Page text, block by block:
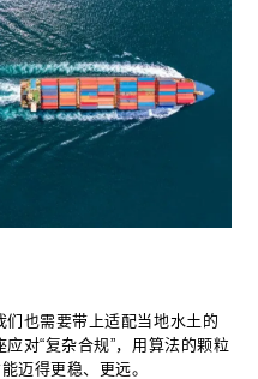
也需要带上适配当地水土的
对“复杂合规”，用算法的颗粒
迈得更稳、更远。